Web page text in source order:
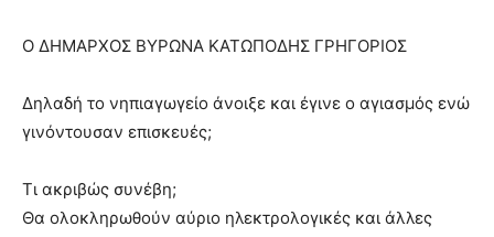
Ο ΔΗΜΑΡΧΟΣ ΒΥΡΩΝΑ ΚΑΤΩΠΟΔΗΣ ΓΡΗΓΟΡΙΟΣ
Δηλαδή το νηπιαγωγείο άνοιξε και έγινε ο αγιασμός ενώ
γινόντουσαν επισκευές;
Τι ακριβώς συνέβη;
Θα ολοκληρωθούν αύριο ηλεκτρολογικές και άλλες